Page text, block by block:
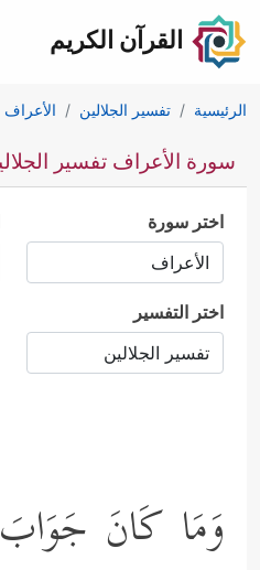
القرآن الكريم
الرئيسية تفسير الجلالين الأعراف
سورة الأعراف تفسير الجلالين
اختر سورة
اختر التفسير
وَمَا كَانَ